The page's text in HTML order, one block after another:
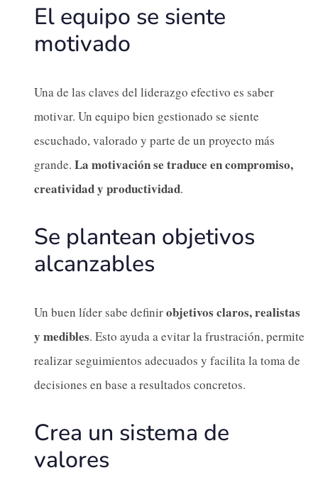
El equipo se siente
motivado
Una de las claves del liderazgo efectivo es saber
motivar. Un equipo bien gestionado se siente
escuchado, valorado y parte de un proyecto más
grande. La motivación se traduce en compromiso,
creatividad y productividad.
Se plantean objetivos
alcanzables
Un buen líder sabe definirobjetivos claros, realistas
y medibles. Esto ayuda a evitar la frustración, permite
realizar seguimientos adecuados y facilita la toma de
decisiones en base a resultados concretos.
Crea un sistema de
valores